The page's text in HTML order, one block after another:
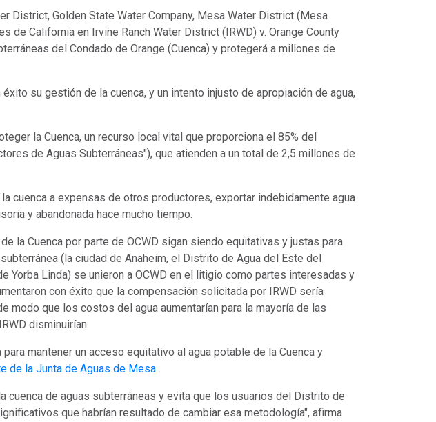
District, Golden State Water Company, Mesa Water District (Mesa
California en Irvine Ranch Water District (IRWD) v. Orange County
del Condado de Orange (Cuenca) y protegerá a millones de
su gestión de la cuenca, y un intento injusto de apropiación de agua,
la Cuenca, un recurso local vital que proporciona el 85% del
de Aguas Subterráneas"), que atienden a un total de 2,5 millones de
cuenca a expensas de otros productores, exportar indebidamente agua
y abandonada hace mucho tiempo.
la Cuenca por parte de OCWD sigan siendo equitativas y justas para
(la ciudad de Anaheim, el Distrito de Agua del Este del
Yorba Linda) se unieron a OCWD en el litigio como partes interesadas y
con éxito que la compensación solicitada por IRWD sería
que los costos del agua aumentarían para la mayoría de las
disminuirían.
mantener un acceso equitativo al agua potable de la Cuenca y
de la Junta de Aguas de Mesa .
de aguas subterráneas y evita que los usuarios del Distrito de
que habrían resultado de cambiar esa metodología", afirma